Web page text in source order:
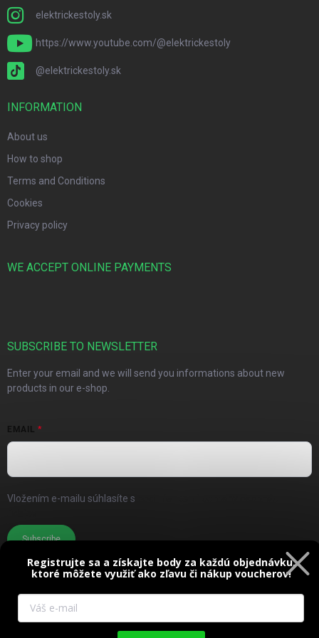
elektrickestoly.sk
https://www.youtube.com/@elektrickestoly
@elektrickestoly.sk
INFORMATION
About us
How to shop
Terms and Conditions
Cookies
Privacy policy
WE ACCEPT ONLINE PAYMENTS
SUBSCRIBE TO NEWSLETTER
Enter your email and we will send you informations about new
products in our e-shop.
EMAIL
Vložením e-mailu súhlasíte s
Subscribe
Registrujte sa a získajte body za každú objednávku,
ktoré môžete využiť ako zľavu či nákup voucherov!